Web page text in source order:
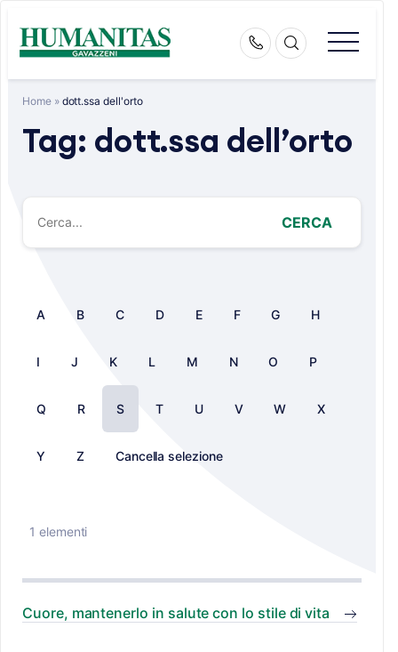
content
Home» dott.ssa dell'orto
Tag: dott.ssa dell’orto
CERCA
A B C D E F G H
I J K L M N O P
Q R S T U V W X
Y Z Cancella selezione
1 elementi
Cuore, mantenerlo in salute con lo stile di vita